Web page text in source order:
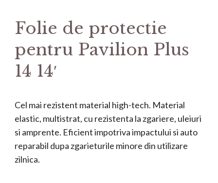
Folie de protectie
pentru Pavilion Plus
14 14′
Cel mai rezistent material high-tech. Material
elastic, multistrat, cu rezistenta la zgariere, uleiuri
si amprente. Eficient impotriva impactului si auto
reparabil dupa zgarieturile minore din utilizare
zilnica.